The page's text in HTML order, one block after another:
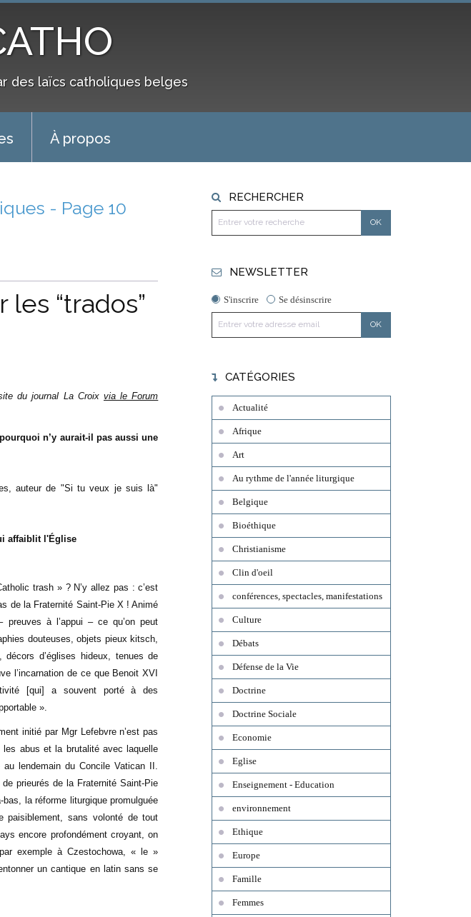
des laïcs catholiques belges
À propos
- Page 10
“trados”
du journal La Croix via le Forum
n’y aurait-il pas aussi une
auteur de "Si tu veux je suis là"
affaiblit l'Église
trash » ? N’y allez pas : c’est
de la Fraternité Saint-Pie X ! Animé
à l’appui – ce qu’on peut
douteuses, objets pieux kitsch,
d’églises hideux, tenues de
l’incarnation de ce que Benoit XVI
[qui] a souvent porté à des
».
initié par Mgr Lefebvre n’est pas
abus et la brutalité avec laquelle
lendemain du Concile Vatican II.
prieurés de la Fraternité Saint-Pie
la réforme liturgique promulguée
paisiblement, sans volonté de tout
encore profondément croyant, on
exemple à Czestochowa, « le »
un cantique en latin sans se
RECHERCHER
NEWSLETTER
S'inscrire Se désinscrire
CATÉGORIES
Actualité
Afrique
Art
Au rythme de l'année liturgique
Belgique
Bioéthique
Christianisme
Clin d'oeil
conférences, spectacles, manifestations
Culture
Débats
Défense de la Vie
Doctrine
Doctrine Sociale
Economie
Eglise
Enseignement - Education
environnement
Ethique
Europe
Famille
Femmes